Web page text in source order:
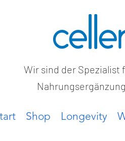
Wir sind der Spezialist
Shop Longevity